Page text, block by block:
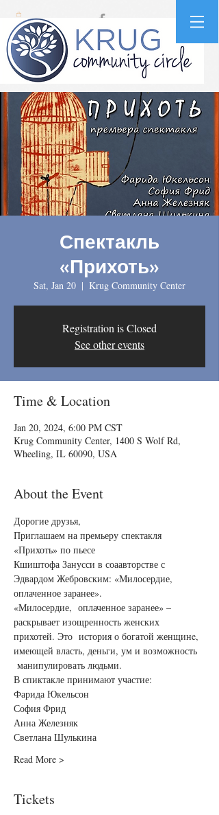
Спектакль
«Прихоть»
Sat, Jan 20
  |
Krug Community Center
Registration is Closed
See other events
Time & Location
Jan 20, 2024, 6:00 PM CST
Krug Community Center, 1400 S Wolf Rd,
Wheeling, IL 60090, USA
About the Event
Дорогие друзья,
Приглашаем на премьеру спектакля
«Прихоть» по пьесе
Кшиштофа Занусси в соаавторстве с
Эдвардом Жебровским: «Милосердие,
оплаченное заранее».
«Милосердие,  оплаченное заранее» –
раскрывает изощренность женских
прихотей. Это  история о богатoй женщинe,
имеющeй власть, деньги, ум и возможность
манипулировать людьми.
В спиктакле принимают участие:
Фарида Юкельсон
София Фрид
Анна Железняк
Светлана Шулькина
Read More >
Tickets